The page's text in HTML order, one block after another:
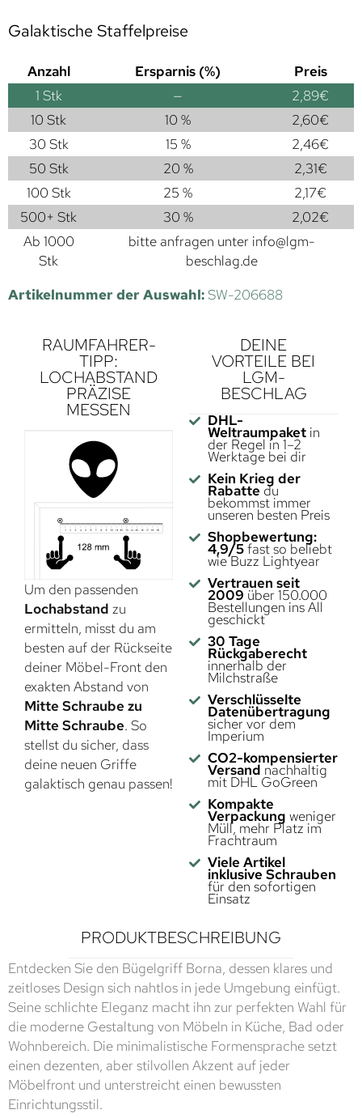
Galaktische Staffelpreise
Anzahl Ersparnis (%)
Preis
1 Stk — 2,89€
10 Stk
10 % 2,60€
30 Stk
15 % 2,46€
50 Stk
20 % 2,31€
100 Stk
25 % 2,17€
500+ Stk
30 % 2,02€
Ab 1000
Stk
bitte anfragen unter info@lgm-
beschlag.de
Artikelnummer der Auswahl:SW-206688
RAUMFAHRER-
TIPP:
LOCHABSTAND
PRÄZISE
MESSEN
Um den passenden
Lochabstand zu
ermitteln, misst du am
besten auf der Rückseite
deiner Möbel-Front den
exakten Abstand von
Mitte Schraube zu
Mitte Schraube. So
stellst du sicher, dass
deine neuen Griffe
galaktisch genau passen!
DEINE
VORTEILE BEI
LGM-
BESCHLAG
DHL-
Weltraumpaketin
der Regel in 1–2
Werktage bei dir
Kein Krieg der
Rabatte du
bekommst immer
unseren besten Preis
Shopbewertung:
4,9/5fast so beliebt
wie Buzz Lightyear
Vertrauen seit
2009 über 150.000
Bestellungen ins All
geschickt
30 Tage
Rückgaberecht
innerhalb der
Milchstraße
Verschlüsselte
Datenübertragung
sicher vor dem
Imperium
CO2-kompensierter
Versand nachhaltig
mit DHL GoGreen
Kompakte
Verpackung weniger
Müll, mehr Platz im
Frachtraum
Viele Artikel
inklusive Schrauben
für den sofortigen
Einsatz
PRODUKTBESCHREIBUNG
Entdecken Sie den Bügelgriff Borna, dessen klares und
zeitloses Design sich nahtlos in jede Umgebung einfügt.
Seine schlichte Eleganz macht ihn zur perfekten Wahl für
die moderne Gestaltung von Möbeln in Küche, Bad oder
Wohnbereich. Die minimalistische Formensprache setzt
einen dezenten, aber stilvollen Akzent auf jeder
Möbelfront und unterstreicht einen bewussten
Einrichtungsstil.